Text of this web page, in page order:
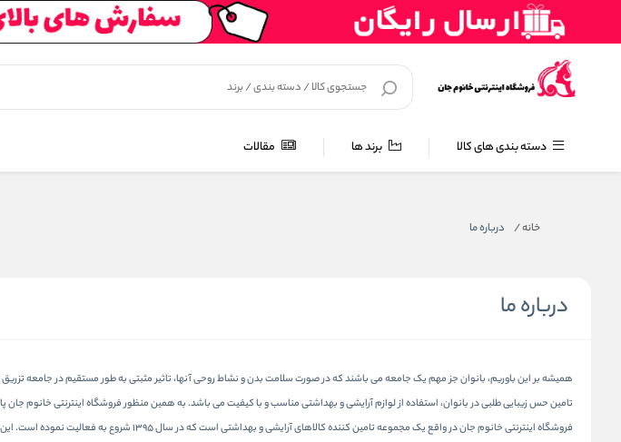
دسته بندی های کالا برند ها مقالات
خانه/ درباره ما
درباره ما
همیشه بر این باوریم، بانوان جز مهم یک جامعه می باشند که در صورت سلامت بدن و نشاط روحی آنها، تاثیر مثبتی به طور مستقیم در جامعه
تامین حس زیبایی طلبی در بانوان، استفاده از لوازم آرایشی و بهداشتی مناسب و با کیفیت می باشد. به همین منظور فروشگاه اینترنتی
فروشگاه اینترنتی خانوم جان در واقع یک مجموعه تامین کننده کالاهای آرایشی و بهداشتی است که در سال 1395 شروع به فعالیت نموده است. این مجموعه در حال حاضر به صورت حضوری و اینترنتی به مردم عزیز ایران خدمت رسانی می نماید.